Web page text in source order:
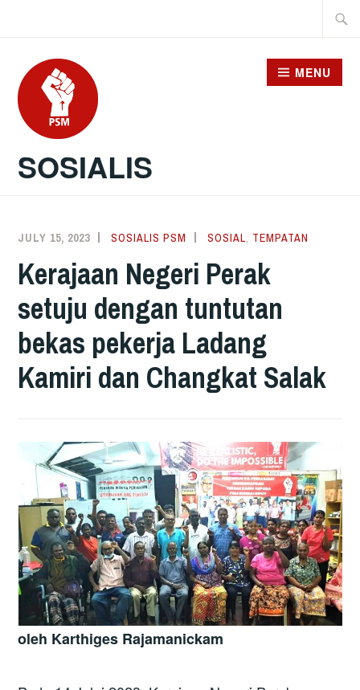
content
SOSIALIS
MENU
JULY 15, 2023 SOSIALIS PSM SOSIAL TEMPATAN
Kerajaan Negeri Perak
setuju dengan tuntutan
bekas pekerja Ladang
Kamiri dan Changkat Salak
oleh Karthiges Rajamanickam